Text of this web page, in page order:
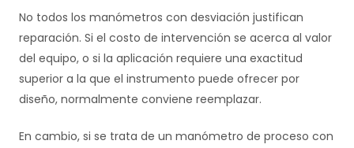
No todos los manómetros con desviación justifican
reparación. Si el costo de intervención se acerca al valor
del equipo, o si la aplicación requiere una exactitud
superior a la que el instrumento puede ofrecer por
diseño, normalmente conviene reemplazar.
En cambio, si se trata de un manómetro de proceso con